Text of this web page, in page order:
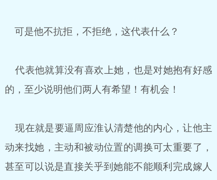
可是他不抗拒，不拒绝，这代表什么？
代表他就算没有喜欢上她，也是对她抱有好感
的，至少说明他们两人有希望！有机会！
现在就是要逼周应淮认清楚他的内心，让他主
动来找她，主动和被动位置的调换可太重要了，
甚至可以说是直接关乎到她能不能顺利完成嫁人